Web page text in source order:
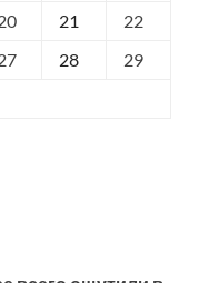
21
22
28
29